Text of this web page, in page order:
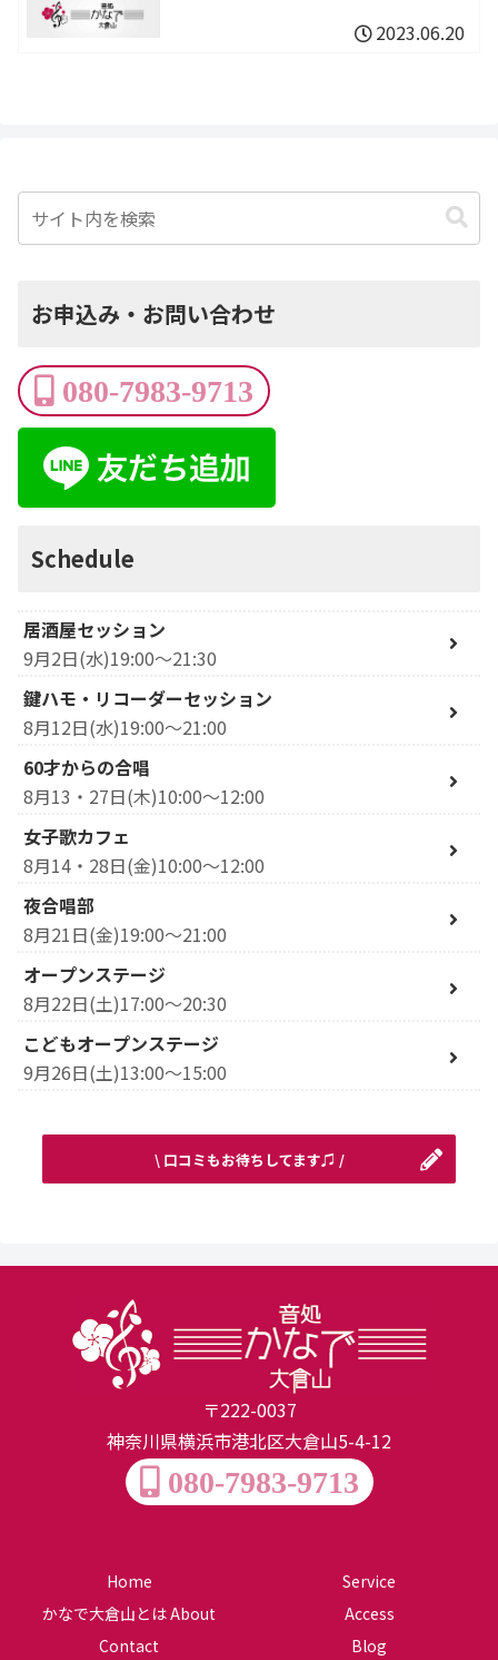
2023.06.20
お申込み・お問い合わせ
080-7983-9713
Schedule
居酒屋セッション
9月2日(水)19:00～21:30
鍵ハモ・リコーダーセッション
8月12日(水)19:00～21:00
60才からの合唱
8月13・27日(木)10:00～12:00
女子歌カフェ
8月14・28日(金)10:00～12:00
夜合唱部
8月21日(金)19:00～21:00
オープンステージ
8月22日(土)17:00～20:30
こどもオープンステージ
9月26日(土)13:00～15:00
\ 口コミもお待ちしてます♫ /
〒222-0037
神奈川県横浜市港北区大倉山5-4-12
080-7983-9713
Home
Service
かなで大倉山とは About
Access
Contact
Blog